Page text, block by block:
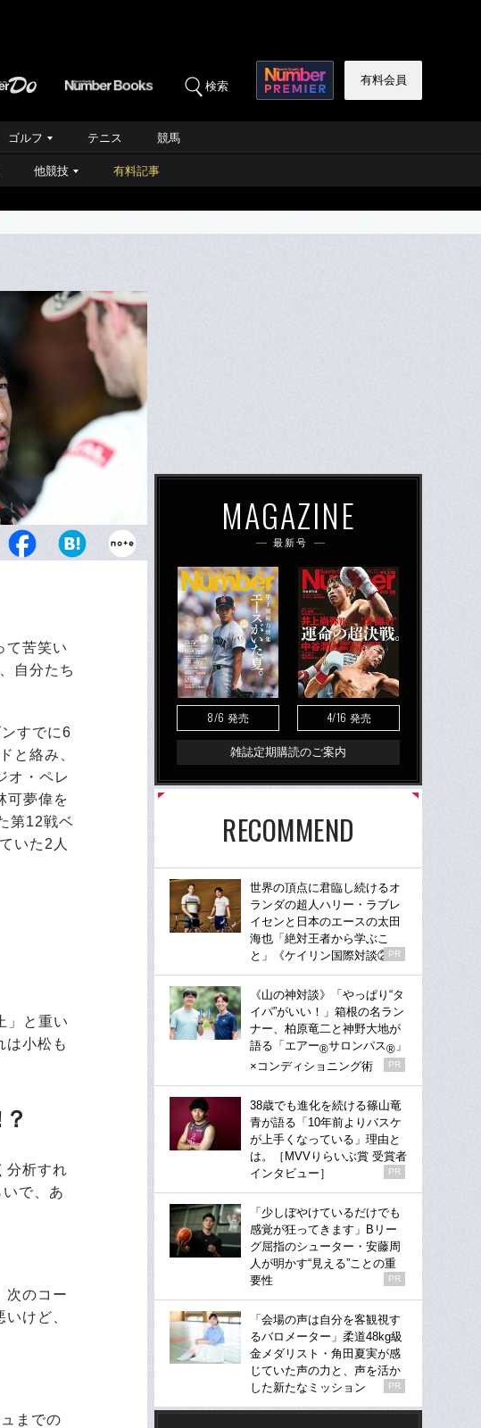
検索 有料会員
ゴルフ テニス 競馬
他競技 有料記事
て今季のロマン・グロー
て苦笑い
自分たち
すでに6
と絡み、
オ・ペレ
可夢偉を
第12戦ベ
いた2人
」と重い
は小松も
分析すれ
で、あ
次のコー
けど、
までの
MAGAZINE
最新号
8/6 発売 4/16 発売
雑誌定期購読のご案内
RECOMMEND
世界の頂点に君臨し続けるオ
ランダの超人ハリー・ラブレ
イセンと日本のエースの太田
海也「絶対王者から学ぶこ
と」《ケイリン国際対談②》
PR
《山の神対談》「やっぱり“タ
イパ”がいい！」箱根の名ラン
ナー、柏原竜二と神野大地が
語る「エアー®サロンパス® 」
×コンディショニング術
PR
38歳でも進化を続ける篠山竜
青が語る「10年前よりバスケ
が上手くなっている」理由と
は。［MVVりらいぶ賞 受賞者
インタビュー］
PR
「少しぼやけているだけでも
感覚が狂ってきます」Bリー
グ屈指のシューター・安藤周
人が明かす“見える”ことの重
要性
PR
「会場の声は自分を客観視す
るバロメーター」柔道48kg級
金メダリスト・角田夏実が感
じていた声の力と、声を活か
した新たなミッション
PR